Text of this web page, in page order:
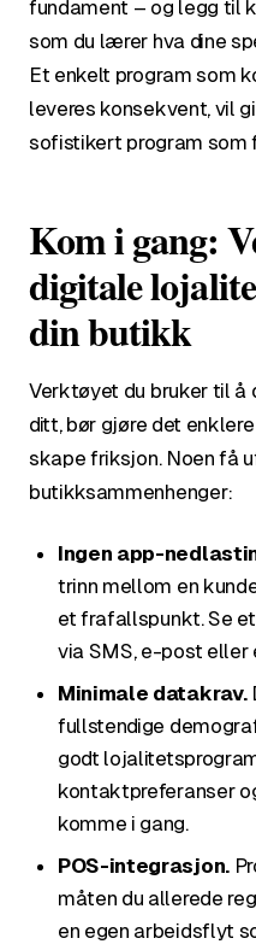
fundament – og legg til
som du lærer hva dine
Et enkelt program som
leveres konsekvent, vil
sofistikert program som
Kom i gang:
digitale
din butikk
Verktøyet du bruker til
ditt, bør gjøre det
skape friksjon. Noen få
butikksammenhenger:
Ingen app-
trinn mellom en
et frafallspunkt. Se
via SMS, e-post eller
Minimale datakrav.
fullstendige
godt
kontaktpreferanser
komme i gang.
POS-integrasjon.
måten du allerede
en egen arbeidsflyt